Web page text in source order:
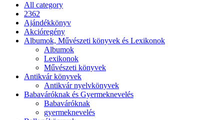
All category
2362
Ajándékkönyv
Akcióregény
Albumok, Művészeti könyvek és Lexikonok
Albumok
Lexikonok
Művészeti könyvek
Antikvár könyvek
Antikvár nyelvkönyvek
Babaváróknak és Gyermeknevelés
Babaváróknak
gyermeknevelés